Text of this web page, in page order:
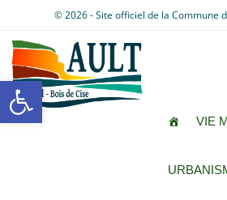
Ouvrir la barre
© 2026 - Site officiel de la Commune
VIE